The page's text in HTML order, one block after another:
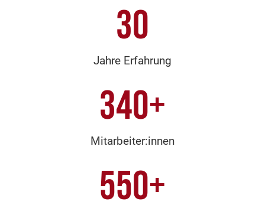
Jahre Erfahrung
30
Mitarbeiter:innen
340+
550+